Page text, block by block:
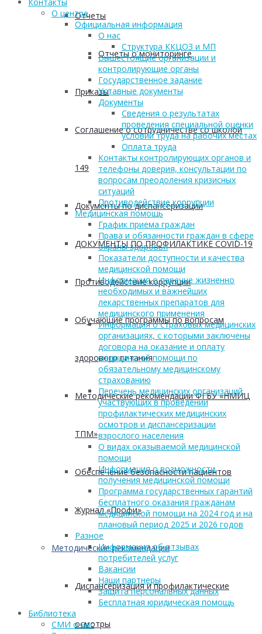
Отчеты
Отчеты о мониторинге
Приказы
Соглашение о сотрудничестве со школой
149
Документы по диспансеризации
ДОКУМЕНТЫ ПО ПРОФИЛАКТИКЕ COVID-19
Противодействие коррупции
Обучающие программы по вопросам
здорового питания
Методические рекомендации ФГБУ «НМИЦ
ТПМ»
Обеспечение безопасности пациентов
Журнал «Профи»
Методические рекомендации
Диспансеризация и профилактические
осмотры
О центре
Официальная информация
О нас
Структура ККЦОЗ и МП
Вышестоящие организации и
контролирующие органы
Государственное задание
Уставные документы
Документы
Сведения о результатах
проведения специальной оценки
условий труда на рабочих местах
Оплата труда
Контакты контролирующих органов и
телефоны доверия, консультации по
вопросам преодоления кризисных
ситуаций
Противодействие коррупции
Медицинская помощь
График приема граждан
Права и обязанности граждан в сфере
охраны здоровья
Показатели доступности и качества
медицинской помощи
Информация о перечне жизненно
необходимых и важнейших
лекарственных препаратов для
медицинского применения
Информация о страховых медицинских
организациях, с которыми заключены
договора на оказание и оплату
медицинской помощи по
обязательному медицинскому
страхованию
Перечень медицинских организаций,
участвующих в проведении
профилактических медицинских
осмотров и диспансеризации
взрослого населения
О видах оказываемой медицинской
помощи
Информация о возможности
получения медицинской помощи
Программа государственных гарантий
бесплатного оказания гражданам
медицинской помощи на 2024 год и на
плановый период 2025 и 2026 годов
Разное
Информация об отзывах
потребителей услуг
Вакансии
Наши партнеры
Защита персональных данных
Бесплатная юридическая помощь
Библиотека
СМИ о нас